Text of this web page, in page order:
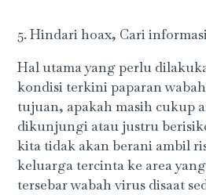
5. Hindari hoax, Cari
Hal utama yang perlu
kondisi terkini paparan
tujuan, apakah masih cukup
dikunjungi atau justru
kita tidak akan berani ambil
keluarga tercinta ke area
tersebar wabah virus disaat